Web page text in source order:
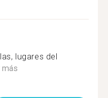
lugares del
más